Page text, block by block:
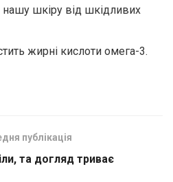
нашу шкіру від шкідливих
жирні кислоти омега-3.
публікація
та догляд триває